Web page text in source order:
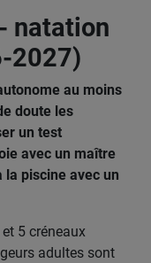
natation
2027)
au moins
doute les
un test
avec un maître
piscine avec un
5 créneaux
adultes sont